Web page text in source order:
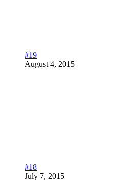
#19
August 4, 2015
#18
July 7, 2015